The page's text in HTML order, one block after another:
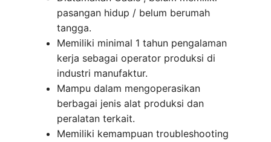
pasangan hidup / belum berumah
tangga.
Memiliki minimal 1 tahun pengalaman
kerja sebagai operator produksi di
industri manufaktur.
Mampu dalam mengoperasikan
berbagai jenis alat produksi dan
peralatan terkait.
Memiliki kemampuan troubleshooting